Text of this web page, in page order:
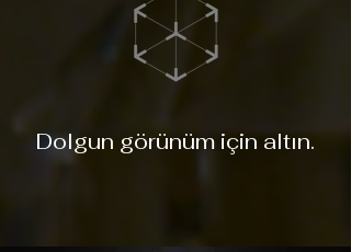
Dolgun görünüm için altın.